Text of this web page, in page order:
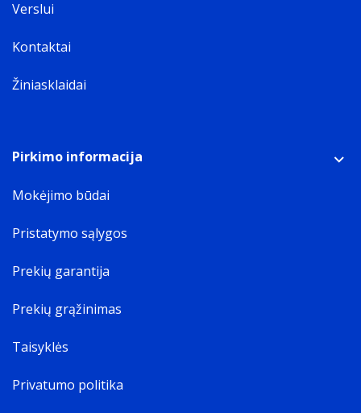
Verslui
Kontaktai
Žiniasklaidai
Pirkimo informacija
Mokėjimo būdai
Pristatymo sąlygos
Prekių garantija
Prekių grąžinimas
Taisyklės
Privatumo politika